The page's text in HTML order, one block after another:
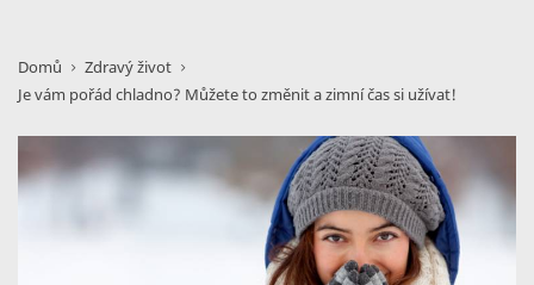
Domů
Zdravý život
Je vám pořád chladno? Můžete to změnit a zimní čas si užívat!